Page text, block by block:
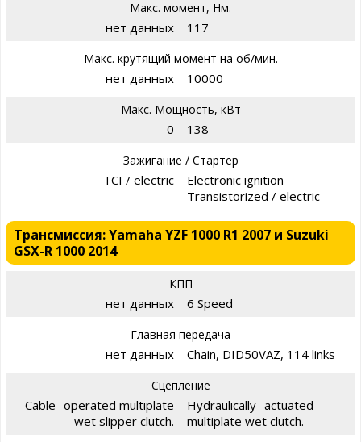
Макс. момент, Нм.
нет данных 117
Макс. крутящий момент на об/мин.
нет данных 10000
Макс. Мощность, кВт
0 138
Зажигание / Стартер
TCI / electric
Electronic ignition
Transistorized / electric
Трансмиссия: Yamaha YZF 1000 R1 2007 и Suzuki
GSX-R 1000 2014
КПП
нет данных 6 Speed
Главная передача
нет данных Chain, DID50VAZ, 114 links
Сцепление
Cable- operated multiplate
wet slipper clutch.
Hydraulically- actuated
multiplate wet clutch.